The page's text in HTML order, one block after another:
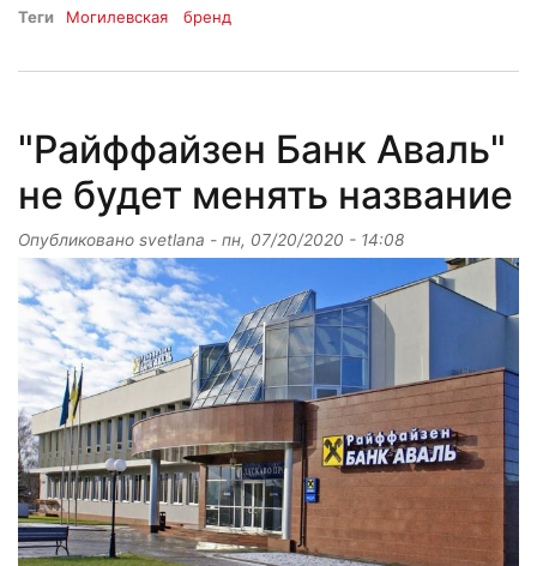
Теги Могилевская бренд
"Райффайзен Банк Аваль"
не будет менять название
Опубликовано svetlana - пн, 07/20/2020 - 14:08